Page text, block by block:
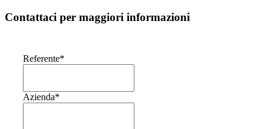
Contattaci per maggiori informazioni
Referente*
Azienda*